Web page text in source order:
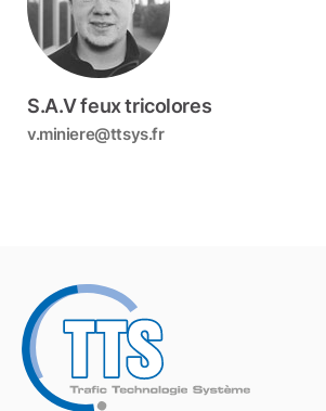
S.A.V feux tricolores
v.miniere@ttsys.fr